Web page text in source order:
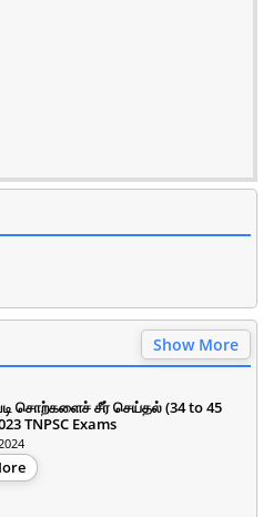
Show More
சொற்களைச் சீர் செய்தல் (34 to 45
TNPSC Exams